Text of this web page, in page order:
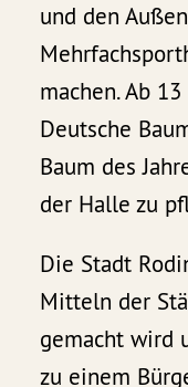
und den
machen. Ab
Deutsche
Baum des
der Halle zu
Die Stadt
Mitteln der
gemacht wird
zu einem